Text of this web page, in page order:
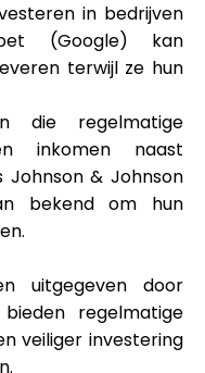
in bedrijven
(Google) kan
terwijl ze hun
die regelmatige
inkomen naast
Johnson & Johnson
bekend om hun
uitgegeven door
regelmatige
veiliger investering